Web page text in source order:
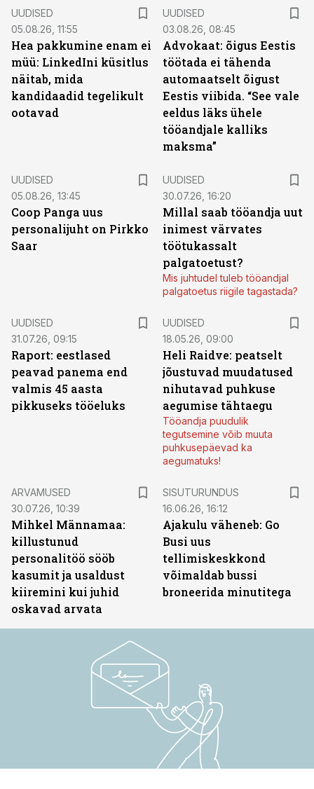
UUDISED
05.08.26, 11:55
Hea pakkumine enam ei
müü: LinkedIni küsitlus
näitab, mida
kandidaadid tegelikult
ootavad
UUDISED
03.08.26, 08:45
Advokaat: õigus Eestis
töötada ei tähenda
automaatselt õigust
Eestis viibida. “See vale
eeldus läks ühele
tööandjale kalliks
maksma”
UUDISED
05.08.26, 13:45
Coop Panga uus
personalijuht on Pirkko
Saar
UUDISED
30.07.26, 16:20
Millal saab tööandja uut
inimest värvates
töötukassalt
palgatoetust?
Mis juhtudel tuleb tööandjal
palgatoetus riigile tagastada?
UUDISED
31.07.26, 09:15
Raport: eestlased
peavad panema end
valmis 45 aasta
pikkuseks tööeluks
UUDISED
18.05.26, 09:00
Heli Raidve: peatselt
jõustuvad muudatused
nihutavad puhkuse
aegumise tähtaegu
Tööandja puudulik
tegutsemine võib muuta
puhkusepäevad ka
aegumatuks!
ARVAMUSED
30.07.26, 10:39
Mihkel Männamaa:
killustunud
personalitöö sööb
kasumit ja usaldust
kiiremini kui juhid
oskavad arvata
SISUTURUNDUS
16.06.26, 16:12
Ajakulu väheneb: Go
Busi uus
tellimiskeskkond
võimaldab bussi
broneerida minutitega